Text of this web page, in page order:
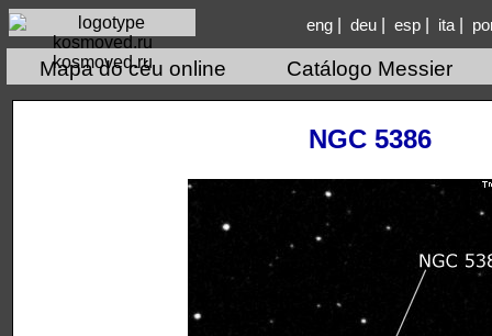
kosmoved.ru
eng| deu| esp| ita|
Mapa do céu online Catálogo Messier
NGC 5386